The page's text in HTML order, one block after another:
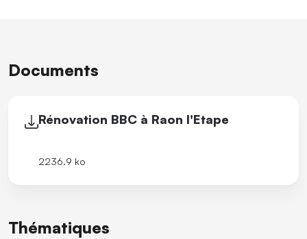
Documents
Rénovation BBC à Raon l'Etape
2236.9 ko
Thématiques